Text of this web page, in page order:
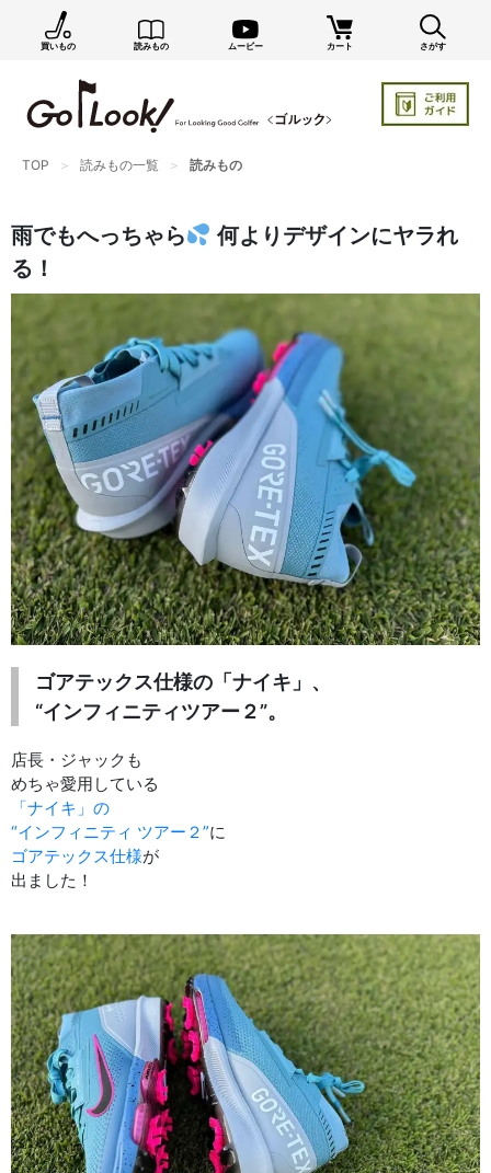
買いもの 読みもの ムービー カート さがす
TOP 読みもの一覧 読みもの
雨でもへっちゃら
何よりデザインにヤラれ
る！
ゴアテックス仕様の「ナイキ」、
“インフィニティツアー２”。
店長・ジャックも
めちゃ愛用している
「ナイキ」の
“インフィニティ ツアー２”に
ゴアテックス仕様が
出ました！
×
GO/LOOK! からのお知らせ（受信設定）
新商品情報や編集部のオススメ、オトクな情報・買い
まだご登録でない方はぜひ！
編集部セレクトのスタイル提案・お得情報（ダイレクトメール）
お知らせを受け取る
いつでもメール内のリンクから配信停止できます